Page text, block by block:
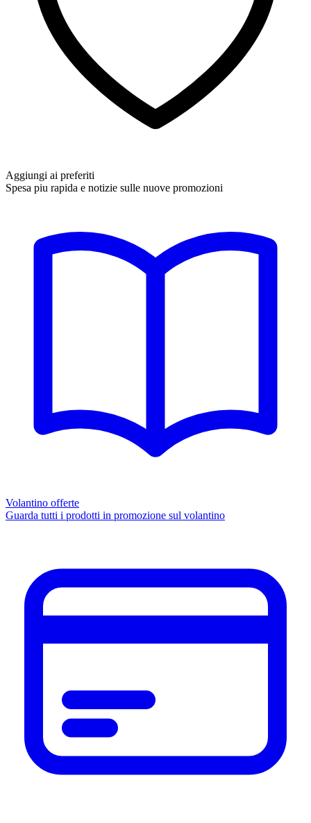
Aggiungi ai preferiti
Spesa piu rapida e notizie sulle nuove promozioni
Volantino offerte
Guarda tutti i prodotti in promozione sul volantino